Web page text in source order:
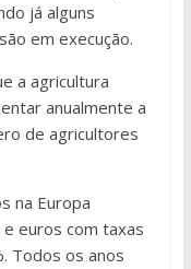
já alguns
em execução.
a agricultura
anualmente a
de agricultores
na Europa
euros com taxas
Todos os anos